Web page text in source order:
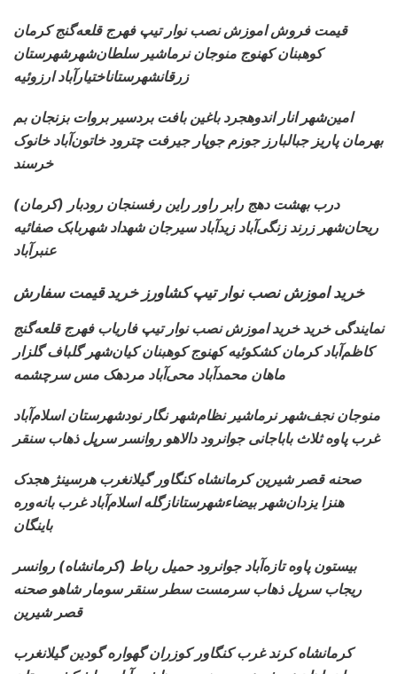
قیمت فروش اموزش نصب نوار تیپفهرج قلعه‌گنج کرمان
کوهبنان کهنوج منوجان نرماشیر سلطان‌شهرشهرستان
زرقانشهرستاناختیارآباد ارزوئیه
امین‌شهر انار اندوهجردباغین بافت بردسیر بروات بزنجان بم
بهرمان پاریز جبالبارز جوزم جوپار جیرفت چترود خاتون‌آباد خانوک
خرسند
درب بهشت دهج رابر راور راین رفسنجان رودبار (کرمان)
ریحان‌شهر زرند زنگی‌آباد زیدآباد سیرجان شهداد شهربابک صفائیه
عنبرآباد
خرید اموزش نصب نوار تیپ کشاورز خرید قیمت سفارش
نمایندگی خرید خرید اموزش نصب نوار تیپفاریاب فهرج قلعه‌گنج
کاظم‌آباد کرمانکشکوئیه کهنوج کوهبنان کیان‌شهر گلباف گلزار
ماهان محمدآباد محی‌آباد مردهک مس سرچشمه
منوجان نجف‌شهر نرماشیرنظام‌شهر نگار نودشهرستان اسلام‌آباد
غرب پاوه ثلاث باباجانی جوانرود دالاهو روانسر سرپل ذهاب سنقر
صحنه قصر شیرین کرمانشاهکنگاور گیلانغرب هرسینژ هجدک
هنزا یزدان‌شهر بیضاءشهرستانازگله اسلام‌آباد غرب بانه‌وره
باینگان
بیستون پاوه تازه‌آباد جوانرودحمیل رباط (کرمانشاه) روانسر
ریجاب سرپل ذهاب سرمست سطر سنقر سومار شاهو صحنه
قصر شیرین
کرمانشاه کرند غربکنگاور کوزران گهواره گودین گیلانغرب